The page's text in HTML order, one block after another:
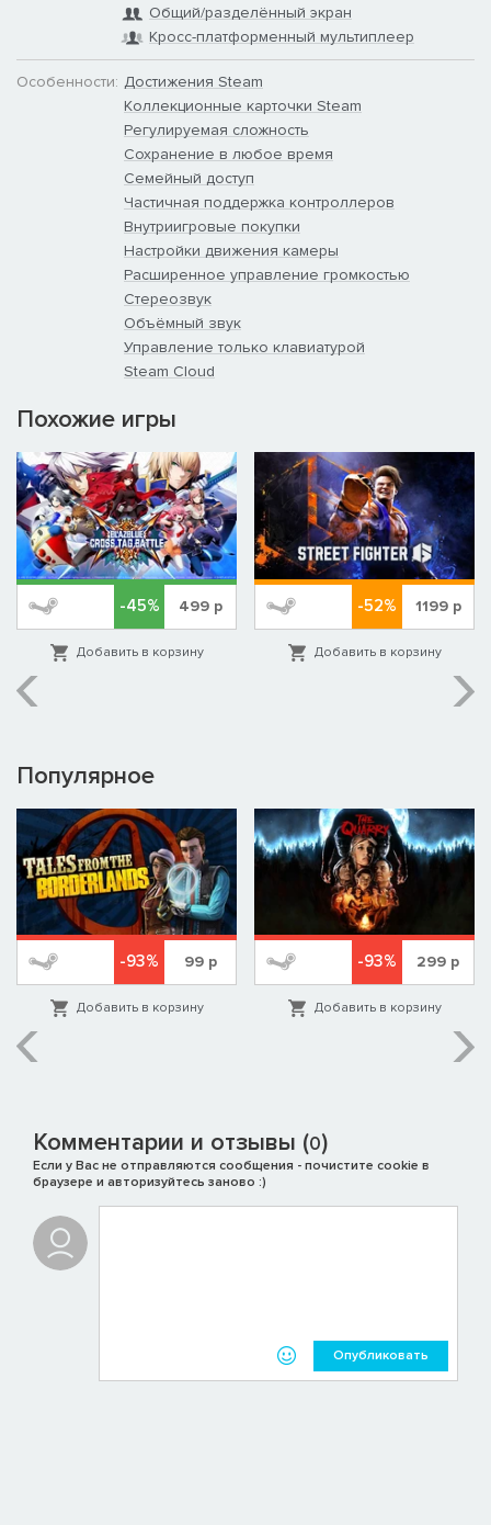
Общий/разделённый экран
Кросс-платформенный мультиплеер
Особенности: Достижения Steam
Коллекционные карточки Steam
Регулируемая сложность
Сохранение в любое время
Семейный доступ
Частичная поддержка контроллеров
Внутриигровые покупки
Настройки движения камеры
Расширенное управление громкостью
Стереозвук
Объёмный звук
Управление только клавиатурой
Steam Cloud
Похожие игры
-45% 499р
Добавить в корзину
-52% 1199р
Добавить в корзину
Популярное
-93% 99р
Добавить в корзину
-93% 299 р
Добавить в корзину
Комментарии и отзывы (0)
Если у Вас не отправляются сообщения - почистите cookie в
браузере и авторизуйтесь заново :)
Опубликовать